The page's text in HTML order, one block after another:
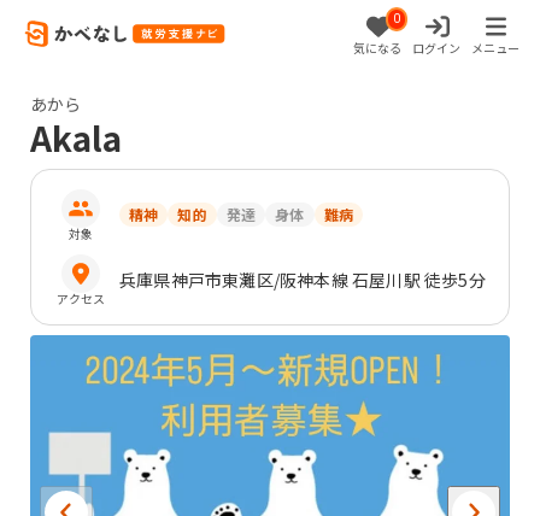
0
気になる ログイン メニュー
あから
Akala
対象
精神 知的 発達 身体 難病
アクセス
兵庫県神戸市東灘区/阪神本線 石屋川駅 徒歩5分